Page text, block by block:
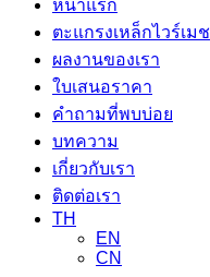
หน้าแรก
ตะแกรงเหล็กไวร์เมช
ผลงานของเรา
ใบเสนอราคา
คำถามที่พบบ่อย
บทความ
เกี่ยวกับเรา
ติดต่อเรา
TH
EN
CN